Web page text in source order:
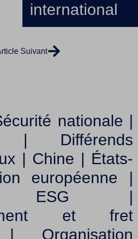
international
Suivant
nationale |
| Différends
| Chine | États-
européenne |
ESG |
et fret
Organisation